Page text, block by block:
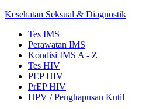
Kesehatan Seksual & Diagnostik
Tes IMS
Perawatan IMS
Kondisi IMS A - Z
Tes HIV
PEP HIV
PrEP HIV
HPV / Penghapusan Kutil